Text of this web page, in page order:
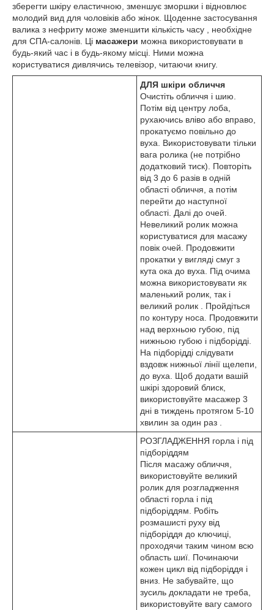
зберегти шкіру еластичною, зменшує зморшки і відновлює
молодий вид для чоловіків або жінок. Щоденне застосування
валика з нефриту може зменшити кількість часу , необхідне
для СПА-салонів. Ці масажери можна використовувати в
будь-який час і в будь-якому місці. Ними можна
користуватися дивлячись телевізор, читаючи книгу.
ДЛЯ шкіри обличчя
Очистіть обличчя і шию.
Потім від центру лоба,
рухаючись вліво або вправо,
прокатуємо повільно до
вуха. Використовувати тільки
вага ролика (не потрібно
додатковий тиск). Повторіть
від 3 до 6 разів в одній
області обличчя, а потім
перейти до наступної
області. Далі до очей.
Невеликий ролик можна
користуватися для масажу
повік очей. Продовжити
прокатки у вигляді смуг з
кута ока до вуха. Під очима
можна використовувати як
маленький ролик, так і
великий ролик . Пройдіться
по контуру носа. Продовжити
над верхньою губою, під
нижньою губою і підборідді.
На підборідді слідувати
вздовж нижньої лінії щелепи,
до вуха. Щоб додати вашій
шкірі здоровий блиск,
використовуйте масажер 3
дні в тиждень протягом 5-10
хвилин за один раз .
РОЗГЛАДЖЕННЯ горла і під
підборіддям
Після масажу обличчя,
використовуйте великий
ролик для розгладження
області горла і під
підборіддям. Робіть
розмашисті руху від
підборіддя до ключиці,
проходячи таким чином всю
область шиї. Починаючи
кожен цикл від підборіддя і
вниз. Не забувайте, що
зусиль докладати не треба,
використовуйте вагу самого